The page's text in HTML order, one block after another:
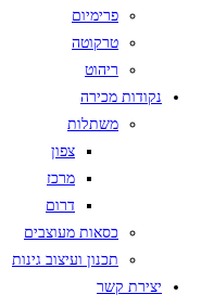
פרימיום
טרקוטה
ריהוט
נקודות מכירה
משתלות
צפון
מרכז
דרום
כסאות מעוצבים
תכנון ועיצוב גינות
יצירת קשר